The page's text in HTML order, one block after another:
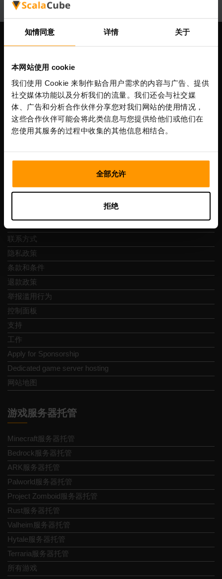
知情同意 详情 关于
本网站使用 cookie
我们使用 Cookie 来制作贴合用户需求的内容与广告、提供
社交媒体功能以及分析我们的流量。我们还会与社交媒
体、广告和分析合作伙伴分享您对我们网站的使用情况，
这些合作伙伴可能会将此类信息与您提供给他们或他们在
您使用其服务的过程中收集的其他信息相结合。
全部允许
拒绝
我们公司
Scalable Hosting Solutions OÜ
注册码: 14652605
增值税号: EE102133820
地址: Harju maakond, Tallinn, Kesklinna linnaosa,
Vesivärava tn 50-201, 10152
联系方式
隐私政策
条款和条件
退款政策
举报滥用行为
控制面板
支持
工作
Apply for Sponsorship
Dedicated game server hosting
网站地图
游戏服务器托管
Minecraft服务器托管
Bedrock服务器托管
ARK服务器托管
Palworld服务器托管
Project Zomboid服务器托管
Rust服务器托管
Valheim服务器托管
Hytale服务器托管
Terraria服务器托管
所有游戏